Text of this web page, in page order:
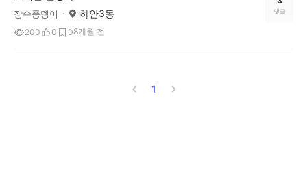
장수풍뎅이 하안3동
200 0 08개월 전
댓글
1